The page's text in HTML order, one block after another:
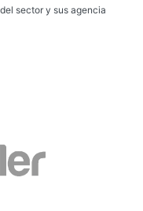
sector y sus agencia